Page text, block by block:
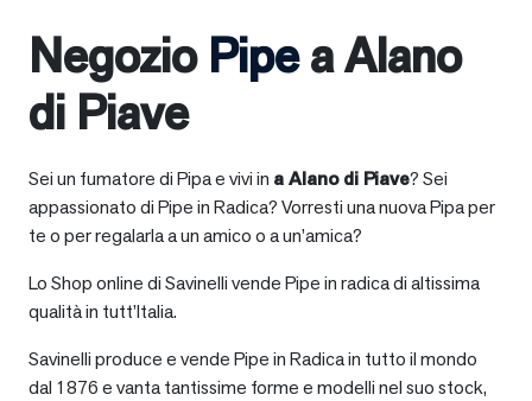
Negozio Pipea Alano
di Piave
Sei un fumatore di Pipa e vivi in aAlano di Piave? Sei
appassionato di Pipe in Radica? Vorresti una nuova Pipa per
te o per regalarla a un amico o a un’amica?
Lo Shop online di Savinelli vende Pipe in radica di altissima
qualità in tutt’Italia.
Savinelli produce e vende Pipe in Radica in tutto il mondo
dal 1876 e vanta tantissime forme e modelli nel suo stock,